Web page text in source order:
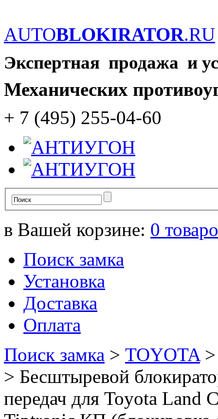
AUTOBLOKIRATOR.RU
Экспертная продажа и
Механических
+ 7 (495) 255-04-60
в Вашей корзине: 0
Поиск замка
Установка
Доставка
Оплата
Поиск замка > TOYOTA
> Бесштыревой
передач для Toyota Land